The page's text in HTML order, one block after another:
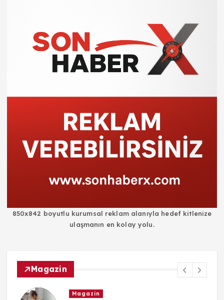
850x842 boyutlu kurumsal reklam alanıyla hedef kitlenize
ulaşmanın en kolay yolu.
Magazin
Magazin